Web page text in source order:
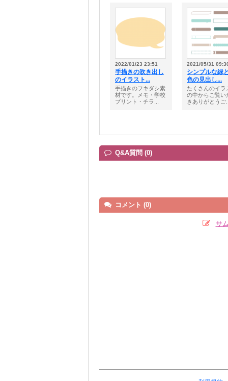
2022/01/23 23:51
手描きの吹き出し
のイラスト...
手描きのフキダシ素
材です。メモ・学校
プリント・チラ...
2021/05/31
シンプルな緑
色の見出し...
たくさんのイラ
の中からご覧い
きありがとうご
Q&A質問 (0)
コメント (0)
サ